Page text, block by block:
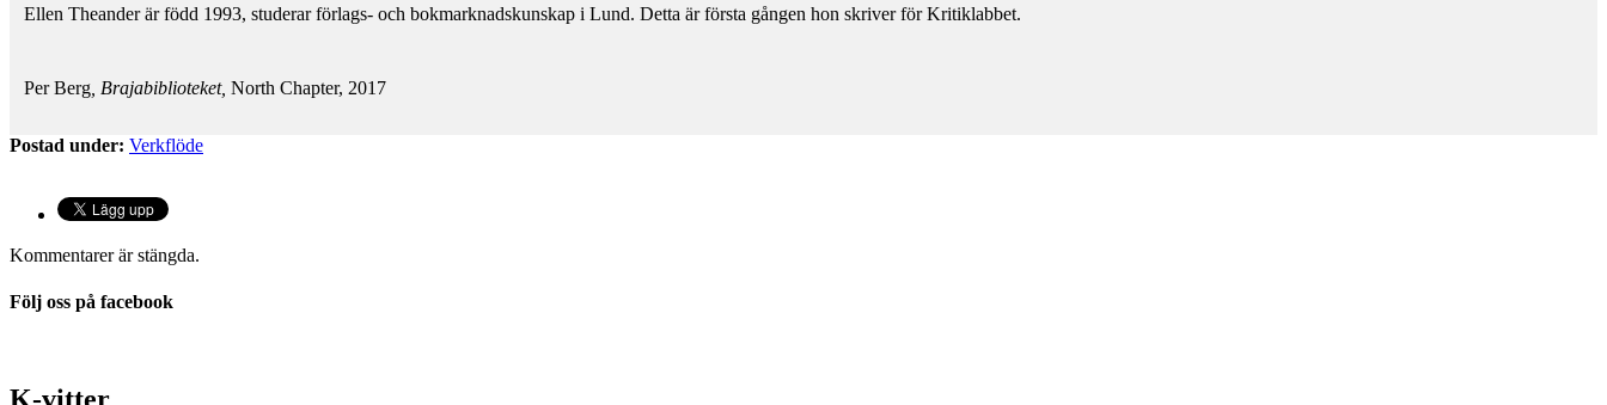
Ellen Theander är född 1993, studerar förlags- och bokmarknadskunskap i Lund. Detta är första gången hon skriver för Kritiklabbet.
Per Berg , Brajabiblioteket, North Chapter, 2017
Postad under: Verkflöde
Kommentarer är stängda.
Följ oss på facebook